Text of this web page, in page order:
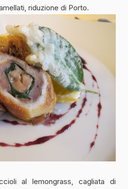
riduzione di Porto.
al lemongrass, cagliata di